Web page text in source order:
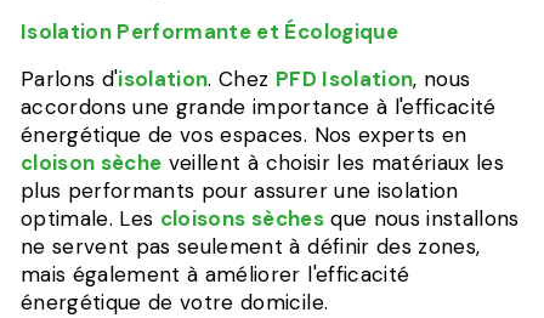
Isolation Performante et Écologique
Parlons d'isolation. Chez PFD Isolation, nous
accordons une grande importance à l'efficacité
énergétique de vos espaces. Nos experts en
cloison sèche veillent à choisir les matériaux les
plus performants pour assurer une isolation
optimale. Les cloisons sèchesque nous installons
ne servent pas seulement à définir des zones,
mais également à améliorer l'efficacité
énergétique de votre domicile.